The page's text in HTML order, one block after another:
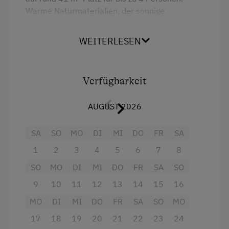
Erlebniswanderweg
Fitnesscenter
Geführte Bergtouren
Geführte Wanderungen
Golf
Jogging-Routen
Gitterbett
Haustiere erlaubt
Hypoallergenes Kissen
Sauna
Altbau
Warme Naturmaterialien, der sonnige
Pinzgauer Bergwelt machen dieses
Appartement zum idealen Rückzugsort für
Ausstattungs-Highlights
ein Schlafzimmer mit Doppelbett
voll ausgestattete Wohnküche mit
Essbereich
Badezimmer mit Dusche
Oberpinzgau
WEITERLESEN
Verfügbarkeit
AUGUST 2026
SA
1
SO
2
MO
3
DI
4
MI
5
DO
6
FR
7
SA
8
SO
9
MO
10
DI
11
MI
12
DO
13
FR
14
SA
15
SO
16
MO
17
DI
18
MI
19
DO
20
FR
21
SA
22
SO
23
MO
24